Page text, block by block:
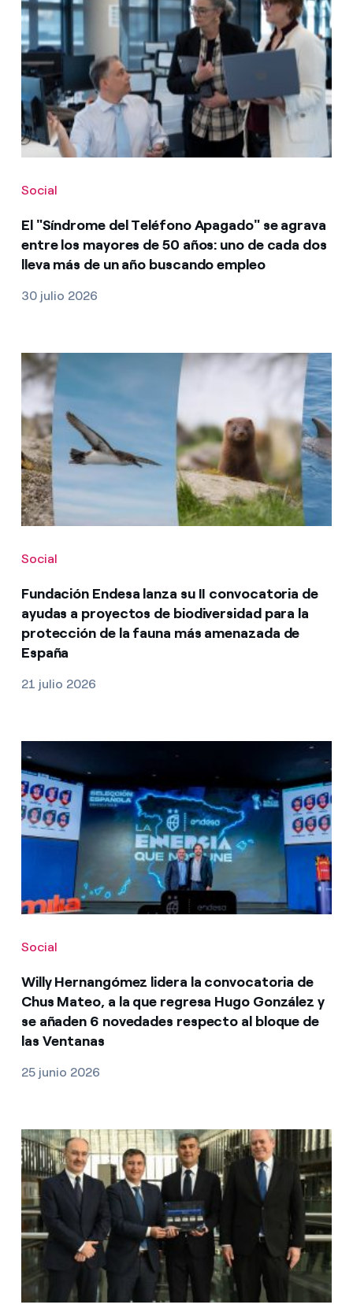
Social
El "Síndrome del Teléfono Apagado" se agrava
entre los mayores de 50 años: uno de cada dos
lleva más de un año buscando empleo
30 julio 2026
Social
Fundación Endesa lanza su II convocatoria de
ayudas a proyectos de biodiversidad para la
protección de la fauna más amenazada de
España
21 julio 2026
Social
Willy Hernangómez lidera la convocatoria de
Chus Mateo, a la que regresa Hugo González y
se añaden 6 novedades respecto al bloque de
las Ventanas
25 junio 2026